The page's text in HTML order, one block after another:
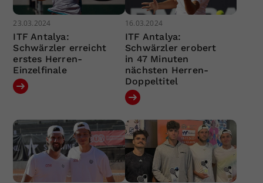
23.03.2024
ITF Antalya:
Schwärzler erreicht
erstes Herren-
Einzelfinale
16.03.2024
ITF Antalya:
Schwärzler erobert
in 47 Minuten
nächsten Herren-
Doppeltitel